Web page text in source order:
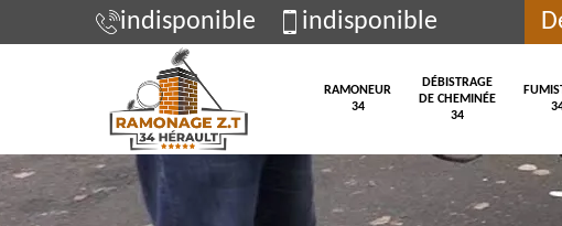
indisponible indisponible
RAMONEUR
34
DÉBISTRAGE
DE CHEMINÉE
34